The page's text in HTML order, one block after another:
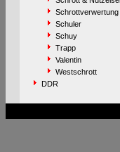
Schrottverwertung
Schuler
Schuy
Trapp
Valentin
Westschrott
DDR